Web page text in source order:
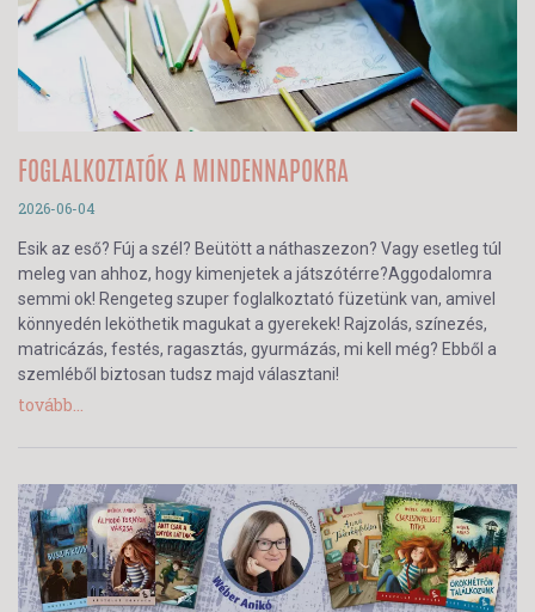
FOGLALKOZTATÓK A MINDENNAPOKRA
2026-06-04
Esik az eső? Fúj a szél? Beütött a náthaszezon? Vagy esetleg túl
meleg van ahhoz, hogy kimenjetek a játszótérre?Aggodalomra
semmi ok! Rengeteg szuper foglalkoztató füzetünk van, amivel
könnyedén leköthetik magukat a gyerekek! Rajzolás, színezés,
matricázás, festés, ragasztás, gyurmázás, mi kell még? Ebből a
szemléből biztosan tudsz majd választani!
tovább...